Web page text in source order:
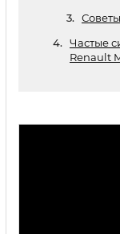
Частые
Renault